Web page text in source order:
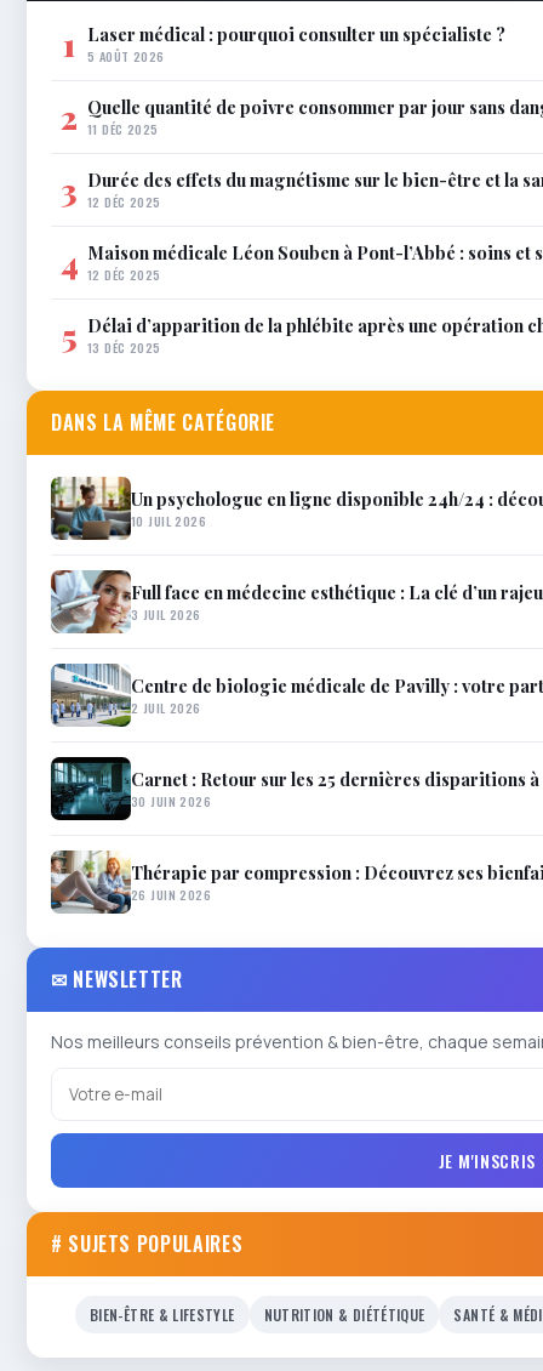
1 Laser médical : pourquoi consulter un spécialiste ?
5 AOÛT 2026
2 Quelle quantité de poivre consommer par jour sans
11 DÉC 2025
3 Durée des effets du magnétisme sur le bien-être et la
12 DÉC 2025
4 Maison médicale Léon Souben à Pont-l’Abbé : soins et
12 DÉC 2025
5 Délai d’apparition de la phlébite après une opération
13 DÉC 2025
DANS LA MÊME CATÉGORIE
Un psychologue en ligne disponible 24h/24 :
10 JUIL 2026
Full face en médecine esthétique : La clé d’un
3 JUIL 2026
Centre de biologie médicale de Pavilly : votre
2 JUIL 2026
Carnet : Retour sur les 25 dernières disparitions
30 JUIN 2026
Thérapie par compression : Découvrez ses
26 JUIN 2026
✉ NEWSLETTER
Nos meilleurs conseils prévention & bien-être, chaque
JE M'INSCRIS
# SUJETS POPULAIRES
BIEN-ÊTRE & LIFESTYLE NUTRITION & DIÉTÉTIQUE SANTÉ &